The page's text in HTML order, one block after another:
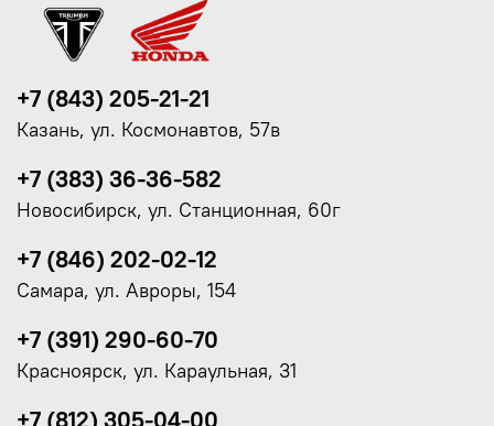
+7 (843) 205-21-21
Казань, ул. Космонавтов, 57в
+7 (383) 36-36-582
Новосибирск, ул. Станционная, 60г
+7 (846) 202-02-12
Самара, ул. Авроры, 154
+7 (391) 290-60-70
Красноярск, ул. Караульная, 31
+7 (812) 305-04-00